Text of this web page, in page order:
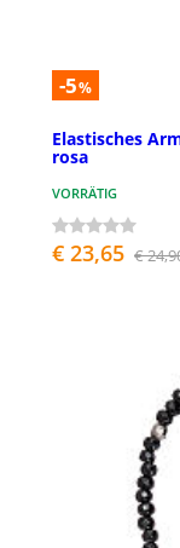
-5%
Elastisches
rosa
VORRÄTIG
€ 23,65 €